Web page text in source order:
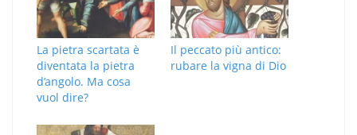
La pietra scartata è
diventata la pietra
d’angolo. Ma cosa
vuol dire?
Il peccato più antico:
rubare la vigna di Dio